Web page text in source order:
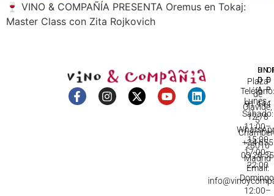
🍷 VINO & COMPAÑÍA PRESENTA Oremus en Tokaj:
Master Class con Zita Rojkovich
Plaza
de
Olavide,
5
28010
Madrid
DE
Lunes -
Sábado:
11:00–
15:00
17:00–
22:00
12:00–
91 444
12 78
+34 655
03 20 35
Email: